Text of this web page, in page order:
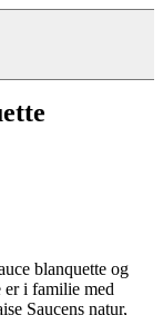
Restauranter &
blanquette og
er i familie med
Saucens natur,